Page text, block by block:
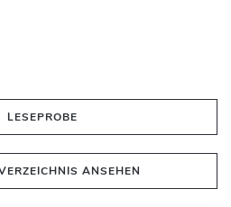
LESEPROBE
ANSEHEN